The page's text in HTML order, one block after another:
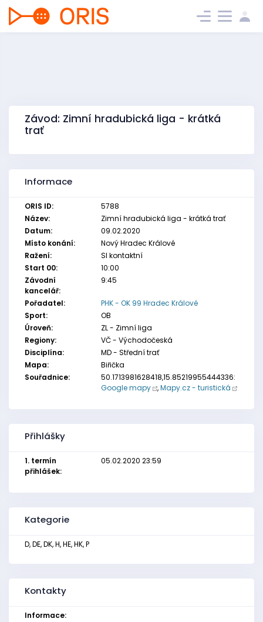
Závod: Zimní hradubická liga - krátká
trať
Informace
ORIS ID:
5788
Název:
Zimní hradubická liga - krátká trať
Datum:
09.02.2020
Místo konání:
Nový Hradec Králové
Ražení:
SI kontaktní
Start 00:
10:00
Závodní
kancelář:
9:45
Pořadatel:
PHK - OK 99 Hradec Králové
Sport:
OB
Úroveň:
ZL - Zimní liga
Regiony:
VČ - Východočeská
Disciplína:
MD - Střední trať
Mapa:
Biřička
Souřadnice:
50.1713981628418,15.85219955444336:
Google mapy
,Mapy.cz - turistická
Přihlášky
1. termín
přihlášek:
05.02.2020 23:59
Kategorie
D, DE, DK, H, HE, HK, P
Kontakty
Informace: